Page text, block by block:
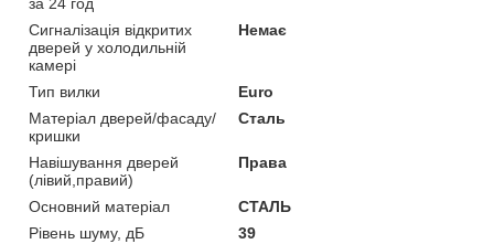
за 24 год
Сигналізація відкритих
дверей у холодильній
камері
Немає
Тип вилки
Euro
Матеріал дверей/фасаду/
кришки
Сталь
Навішування дверей
(лівий,правий)
Права
Основний матеріал
СТАЛЬ
Рівень шуму, дБ
39